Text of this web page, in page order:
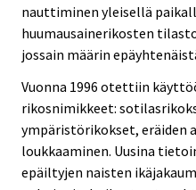
nauttiminen yleisellä
huumausainerikosten
jossain määrin
Vuonna 1996 otettiin
rikosnimikkeet:
ympäristörikokset, eräiden
loukkaaminen. Uusina
epäiltyjen naisten